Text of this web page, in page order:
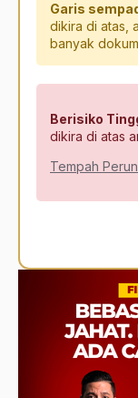
Garis
dikira di atas,
banyak
Berisiko
dikira di atas
Tempah